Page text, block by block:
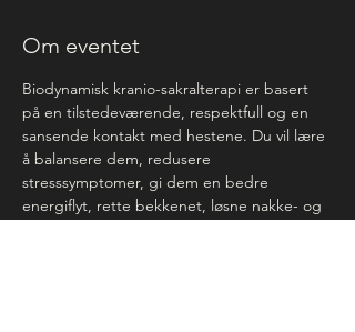
Om eventet
Biodynamisk kranio-sakralterapi er basert
på en tilstedeværende, respektfull og en
sansende kontakt med hestene. Du vil lære
å balansere dem, redusere
stresssymptomer, gi dem en bedre
energiflyt, rette bekkenet, løsne nakke- og